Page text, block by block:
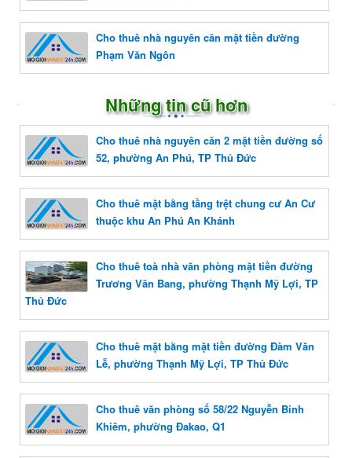
Cho thuê nhà nguyên căn mặt tiền đường
Phạm Văn Ngôn
Những tin cũ hơn
Cho thuê nhà nguyên căn 2 mặt tiền đường số
52, phường An Phú, TP Thủ Đức
Cho thuê mặt bằng tầng trệt chung cư An Cư
thuộc khu An Phú An Khánh
Cho thuê toà nhà văn phòng mặt tiền đường
Trương Văn Bang, phường Thạnh Mỹ Lợi, TP
Thủ Đức
Cho thuê mặt bằng mặt tiền đường Đàm Văn
Lễ, phường Thạnh Mỹ Lợi, TP Thủ Đức
Cho thuê văn phòng số 58/22 Nguyễn Bỉnh
Khiêm, phường Đakao, Q1